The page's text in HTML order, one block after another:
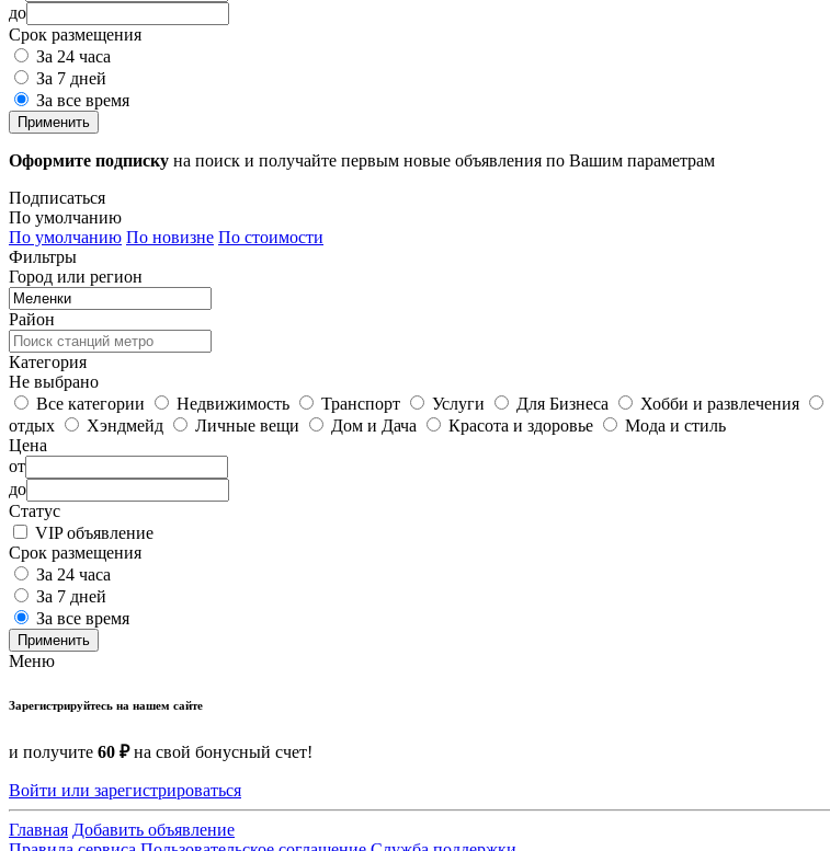
до
Срок размещения
За 24 часа
За 7 дней
За все время
Применить
Оформите подписку на поиск и получайте первым новые объявления по Вашим параметрам
Подписаться
По умолчанию
По умолчанию По новизне По стоимости
Фильтры
Город или регион
Район
Категория
Не выбрано
Все категории
Недвижимость Транспорт Услуги Для Бизнеса Хобби и развлечения
отдых
Хэндмейд Личные вещи Дом и Дача Красота и здоровье
Мода и стиль
Цена
от
до
Статус
VIP объявление
Срок размещения
За 24 часа
За 7 дней
За все время
Применить
Меню
Зарегистрируйтесь на нашем сайте
и получите 60 ₽на свой бонусный счет!
Войти или зарегистрироваться
Главная Добавить объявление